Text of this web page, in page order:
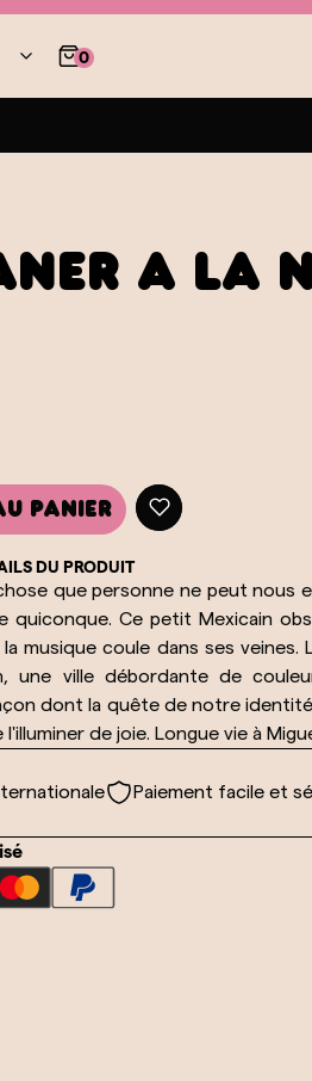
0
à la
panier
DU PRODUIT
que personne ne peut
quiconque. Ce petit Mexicain
musique coule dans ses veines.
une ville débordante de
dont la quête de notre
de joie. Longue vie à
Paiement facile et